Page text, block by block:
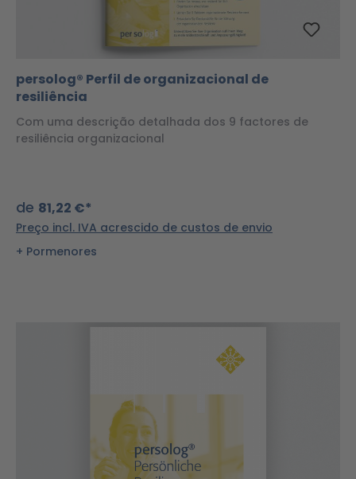
persolog® Perfil de organizacional de
resiliência
Com uma descrição detalhada dos 9 factores de
resiliência organizacional
de 81,22 €*
Preço incl. IVA acrescido de custos de envio
Pormenores